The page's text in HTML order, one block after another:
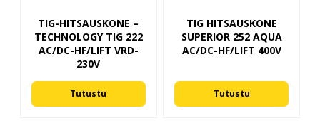
TIG-HITSAUSKONE –
TECHNOLOGY TIG 222
AC/DC-HF/LIFT VRD-
230V
Tutustu
TIG HITSAUSKONE
SUPERIOR 252 AQUA
AC/DC-HF/LIFT 400V
Tutustu